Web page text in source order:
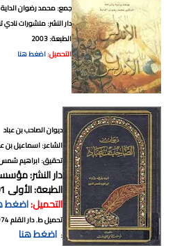
جمع: محمد رضوان الداية
دار النشر: منشورات نادي
الطبعة: 2003
التحميل:اضغط هنا
ديوان الصاحب بن عباد
الشاعر: اسماعيل بن
تحقيق: ابراهيم شمس
دار النشر:
الطبعة: الأولى 2001
التحميل:اضغط
: اضغط هنا